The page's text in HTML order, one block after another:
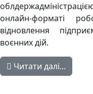
онлайн-форматі
відновлення
воєнних дій.
Читати далі...